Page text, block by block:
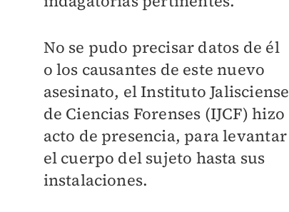
No se pudo precisar datos de él
o los causantes de este nuevo
asesinato, el Instituto Jalisciense
de Ciencias Forenses (IJCF) hizo
acto de presencia, para levantar
el cuerpo del sujeto hasta sus
instalaciones.